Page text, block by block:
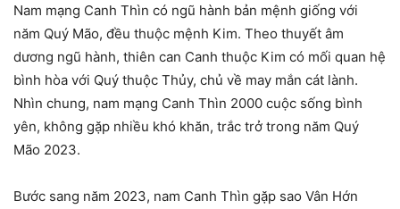
Nam mạng Canh Thìn có ngũ hành bản mệnh giống với
năm Quý Mão, đều thuộc mệnh Kim. Theo thuyết âm
dương ngũ hành, thiên can Canh thuộc Kim có mối quan hệ
bình hòa với Quý thuộc Thủy, chủ về may mắn cát lành.
Nhìn chung, nam mạng Canh Thìn 2000 cuộc sống bình
yên, không gặp nhiều khó khăn, trắc trở trong năm Quý
Mão 2023.
Bước sang năm 2023, nam Canh Thìn gặp sao Vân Hớn